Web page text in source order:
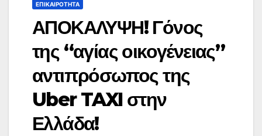
ΕΠΙΚΑΙΡΌΤΗΤΑ
ΑΠΟΚΑΛΥΨΗ! Γόνος
της “αγίας οικογένειας”
αντιπρόσωπος της
Uber TAXI στην
Ελλάδα!